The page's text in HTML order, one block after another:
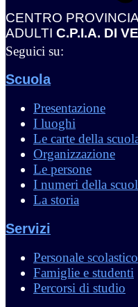
CENTRO
ADULTI C.P.I.A. DI
Seguici su:
Scuola
Presentazione
I luoghi
Le carte della
Organizzazione
Le persone
I numeri della
La storia
Servizi
Personale scolastico
Famiglie e studenti
Percorsi di studio